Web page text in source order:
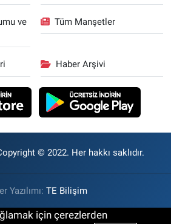
ve
Tüm Manşetler
Haber Arşivi
© 2022. Her hakkı saklıdır.
Yazılımı: TE Bilişim
için çerezlerden